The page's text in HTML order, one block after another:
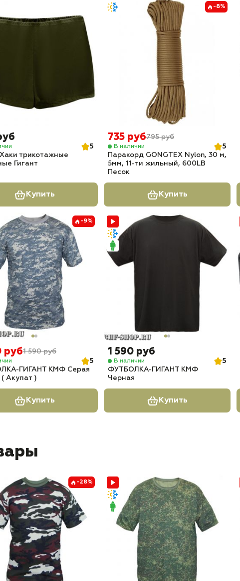
5
трикотажные
Гигант
Купить
-8%
735 руб795 руб
В наличии
5
Паракорд GONGTEX Nylon, 30 м,
5мм, 11-ти жильный, 600LB
Песок
Купить
-9%
руб1 590 руб
5
ГИГАНТ КМФ Серая
Акупат )
Купить
1 590 руб
В наличии
5
ФУТБОЛКА-ГИГАНТ КМФ
Черная
Купить
-28%